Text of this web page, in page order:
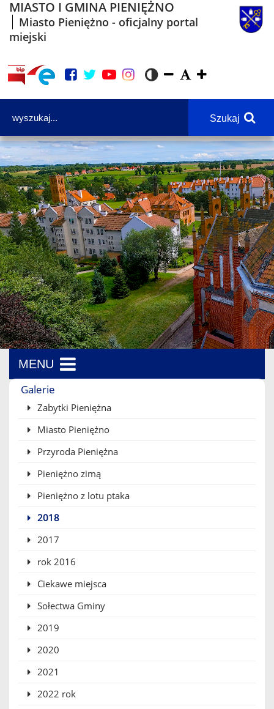
MIASTO I GMINA PIENIĘŻNO
Miasto Pieniężno - oficjalny portal
miejski
Szukaj
MENU
Menu boczne
Galerie
Zabytki Pieniężna
Miasto Pieniężno
Przyroda Pieniężna
Pieniężno zimą
Pieniężno z lotu ptaka
2018
2017
rok 2016
Ciekawe miejsca
Sołectwa Gminy
2019
2020
2021
2022 rok